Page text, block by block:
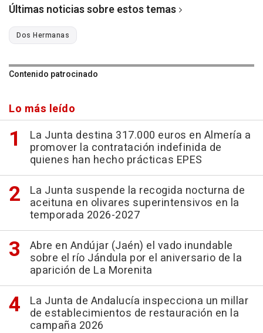
Últimas noticias sobre estos temas
Dos Hermanas
Contenido patrocinado
Lo más leído
La Junta destina 317.000 euros en Almería a
promover la contratación indefinida de
quienes han hecho prácticas EPES
La Junta suspende la recogida nocturna de
aceituna en olivares superintensivos en la
temporada 2026-2027
Abre en Andújar (Jaén) el vado inundable
sobre el río Jándula por el aniversario de la
aparición de La Morenita
La Junta de Andalucía inspecciona un millar
de establecimientos de restauración en la
campaña 2026